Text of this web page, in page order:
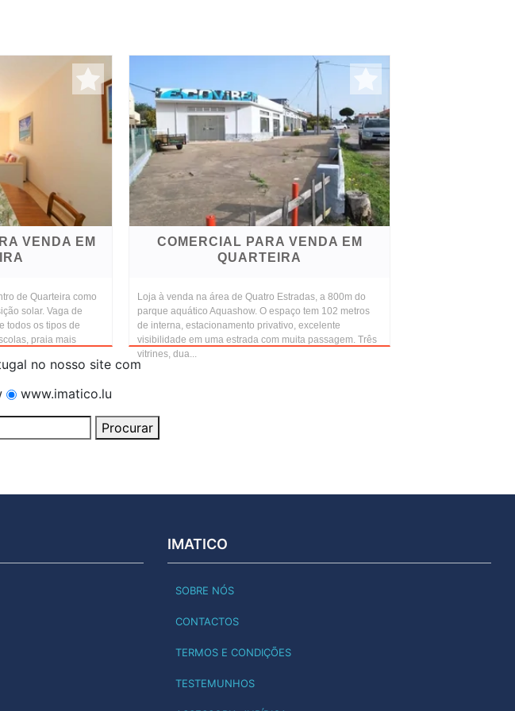
VENDA EM
de Quarteira como
solar. Vaga de
todos os tipos de
praia mais
COMERCIAL PARA VENDA EM
QUARTEIRA
Loja à venda na área de Quatro Estradas, a 800m do
parque aquático Aquashow. O espaço tem 102 metros
de interna, estacionamento privativo, excelente
visibilidade em uma estrada com muita passagem. Três
vitrines, dua...
no nosso site com
www.imatico.lu
IMATICO
SOBRE NÓS
CONTACTOS
TERMOS E CONDIÇÕES
TESTEMUNHOS